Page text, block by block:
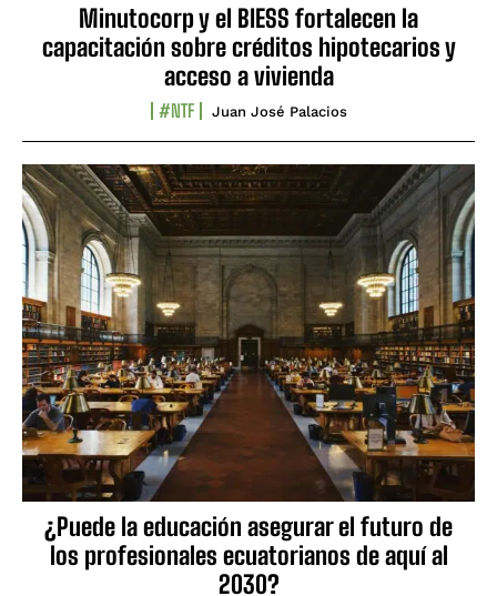
Minutocorp y el BIESS fortalecen la
capacitación sobre créditos hipotecarios y
acceso a vivienda
#NTF Juan José Palacios
¿Puede la educación asegurar el futuro de
los profesionales ecuatorianos de aquí al
2030?